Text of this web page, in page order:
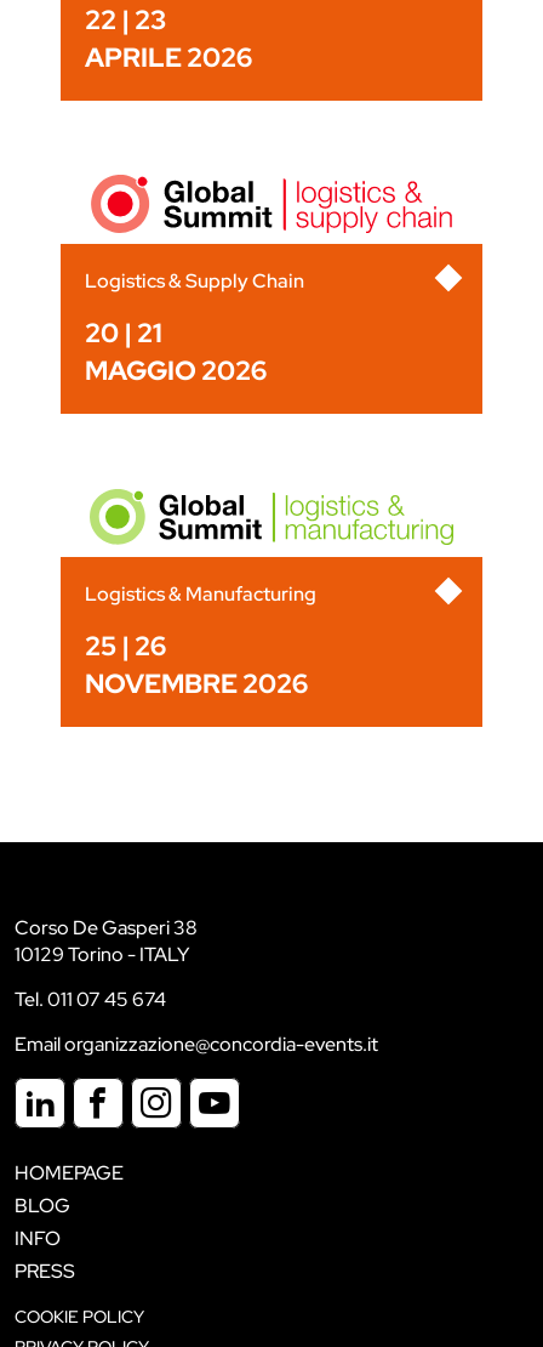
22 | 23
APRILE 2026
Logistics & Supply Chain
20 | 21
MAGGIO 2026
Logistics & Manufacturing
25 | 26
NOVEMBRE 2026
Corso De Gasperi 38
10129 Torino - ITALY
Tel. 011 07 45 674
Email organizzazione@concordia-events.it
HOMEPAGE
BLOG
INFO
PRESS
COOKIE POLICY